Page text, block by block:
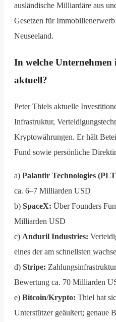
ausländische Milliardäre aus
Gesetzen für
Neuseeland.
In welche Unternehmen
aktuell?
Peter Thiels aktuelle
Infrastruktur,
Kryptowährungen. Er hält
Fund sowie persönliche
a) Palantir Technologies
ca. 6–7 Milliarden USD
b) SpaceX: Über Founders
Milliarden USD
c) Anduril Industries:
eines der am schnellsten
d) Stripe:
Bewertung ca. 70 Milliarden
e) Bitcoin/Krypto: Thiel hat
Unterstützer geäußert; genaue